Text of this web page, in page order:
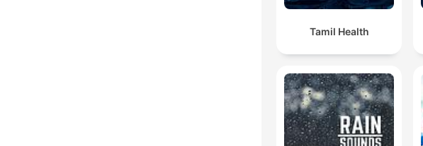
Tamil Health